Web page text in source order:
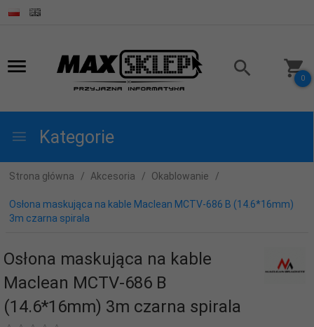
0
Kategorie
Strona główna Akcesoria Okablowanie
Osłona maskująca na kable Maclean MCTV-686 B (14.6*16mm)
3m czarna spirala
Osłona maskująca na kable
Maclean MCTV-686 B
(14.6*16mm) 3m czarna spirala